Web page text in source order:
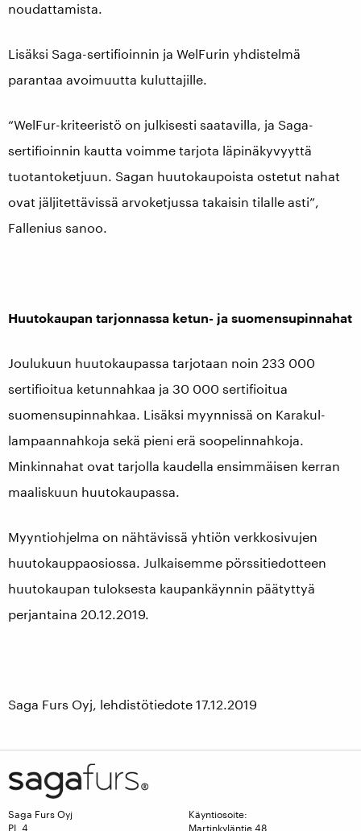
noudattamista.
Lisäksi Saga-sertifioinnin ja WelFurin yhdistelmä
parantaa avoimuutta kuluttajille.
“WelFur-kriteeristö on julkisesti saatavilla, ja Saga-
sertifioinnin kautta voimme tarjota läpinäkyvyyttä
tuotantoketjuun. Sagan huutokaupoista ostetut nahat
ovat jäljitettävissä arvoketjussa takaisin tilalle asti”,
Fallenius sanoo.
Huutokaupan tarjonnassa ketun- ja suomensupinnahat
Joulukuun huutokaupassa tarjotaan noin 233 000
sertifioitua ketunnahkaa ja 30 000 sertifioitua
suomensupinnahkaa. Lisäksi myynnissä on Karakul-
lampaannahkoja sekä pieni erä soopelinnahkoja.
Minkinnahat ovat tarjolla kaudella ensimmäisen kerran
maaliskuun huutokaupassa.
Myyntiohjelma on nähtävissä yhtiön verkkosivujen
huutokauppaosiossa. Julkaisemme pörssitiedotteen
huutokaupan tuloksesta kaupankäynnin päätyttyä
perjantaina 20.12.2019.
Saga Furs Oyj, lehdistötiedote 17.12.2019
Saga Furs Oyj
PL 4
Käyntiosoite:
Martinkyläntie 48